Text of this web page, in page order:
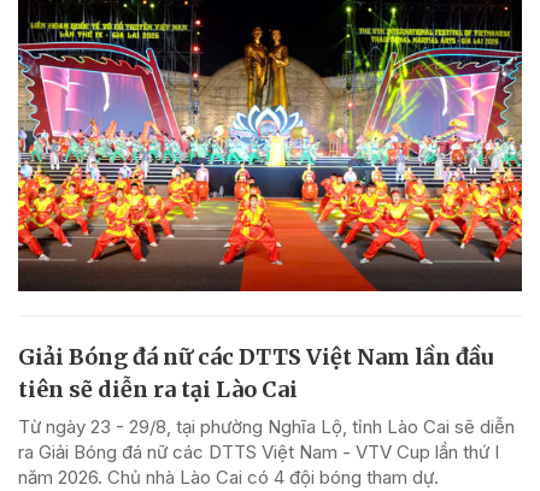
Giải Bóng đá nữ các DTTS Việt Nam lần đầu
tiên sẽ diễn ra tại Lào Cai
Từ ngày 23 - 29/8, tại phường Nghĩa Lộ, tỉnh Lào Cai sẽ diễn
ra Giải Bóng đá nữ các DTTS Việt Nam - VTV Cup lần thứ I
năm 2026. Chủ nhà Lào Cai có 4 đội bóng tham dự.